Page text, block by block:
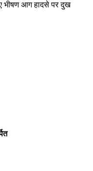
भीषण आग हादसे पर दुख